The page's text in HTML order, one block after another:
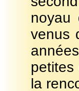
noyau
venus
la